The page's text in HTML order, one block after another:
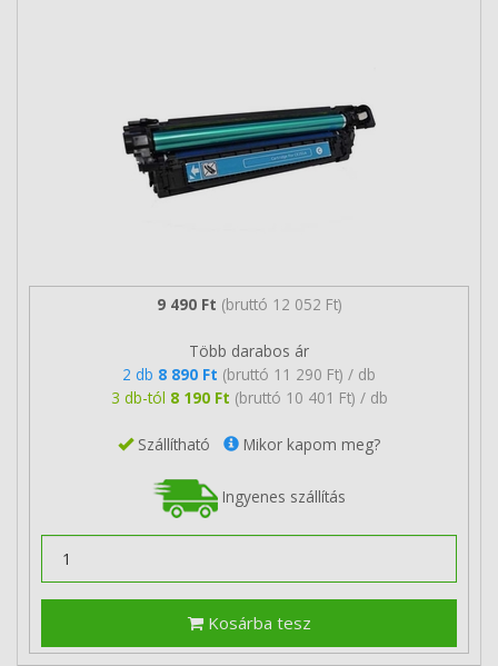
9 490 Ft (bruttó 12 052 Ft)
Több darabos ár
2 db 8 890 Ft (bruttó 11 290 Ft) / db
3 db-tól 8 190 Ft (bruttó 10 401 Ft) / db
Szállítható Mikor kapom meg?
Ingyenes szállítás
Kosárba tesz